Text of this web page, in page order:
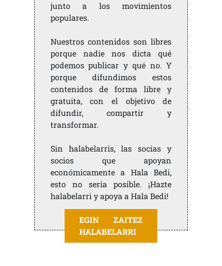
junto a los movimientos
populares.
Nuestros contenidos son libres
porque nadie nos dicta qué
podemos publicar y qué no. Y
porque difundimos estos
contenidos de forma libre y
gratuita, con el objetivo de
difundir, compartir y
transformar.
Sin halabelarris, las socias y
socios que apoyan
económicamente a Hala Bedi,
esto no sería posible. ¡Hazte
halabelarri y apoya a Hala Bedi!
EGIN ZAITEZ
HALABELARRI